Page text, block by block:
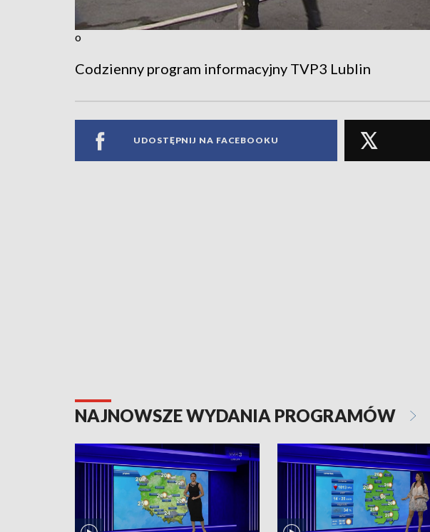
o
Codzienny program informacyjny TVP3 Lublin
UDOSTĘPNIJ NA FACEBOOKU
NAJNOWSZE WYDANIA PROGRAMÓW